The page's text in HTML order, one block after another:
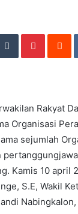
TumblrPinterest
Rakyat
Organisasi
sejumlah
Kamis 10 april
S.E, Wakil